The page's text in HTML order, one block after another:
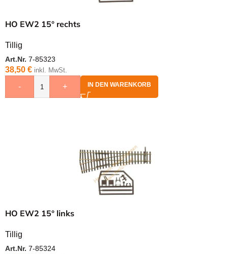
HO EW2 15° rechts
Tillig
Art.Nr. 7-85323
38,50 € inkl. MwSt.
- + IN DEN WARENKORB
HO EW2 15° links
Tillig
Art.Nr. 7-85324